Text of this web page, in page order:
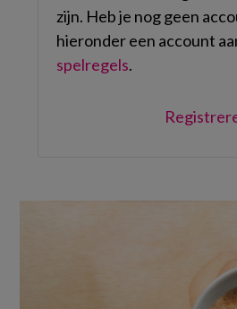
zijn. Heb je nog geen
hieronder een account
spelregels.